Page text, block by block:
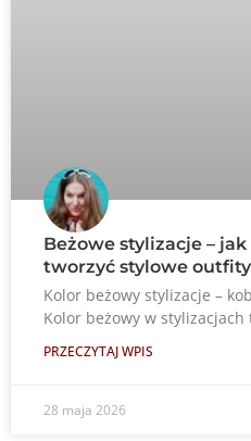
Beżowe stylizacje –
tworzyć stylowe
Kolor beżowy stylizacje –
Kolor beżowy w stylizacjach
PRZECZYTAJ WPIS
28 maja 2026